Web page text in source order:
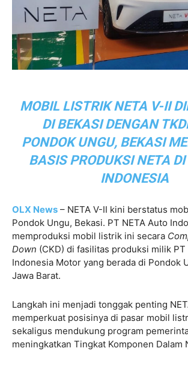
MOBIL LISTRIK NETA V-II
DI BEKASI DENGAN
PONDOK UNGU, BEKASI
BASIS PRODUKSI NETA
INDONESIA
OLX News – NETA V-II kini berstatus
Pondok Ungu, Bekasi. PT NETA Auto
memproduksi mobil listrik ini secara
Down (CKD) di fasilitas produksi milik PT
Indonesia Motor yang berada di Pondok
Jawa Barat.
Langkah ini menjadi tonggak penting
memperkuat posisinya di pasar mobil
sekaligus mendukung program
meningkatkan Tingkat Komponen Dalam